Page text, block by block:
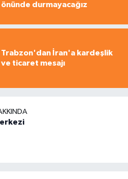
önünde durmayacağız
Trabzon'dan İran'a kardeşlik
ve ticaret mesajı